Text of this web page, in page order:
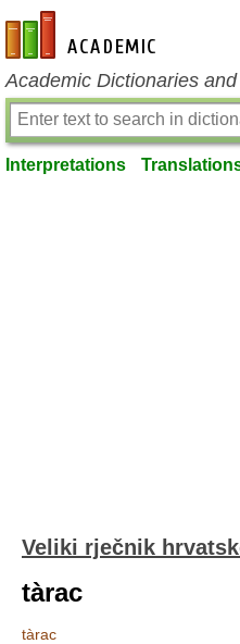
en-academic.com
Academic Dictionaries
Interpretations
Veliki rječnik
tàrac
tàrac